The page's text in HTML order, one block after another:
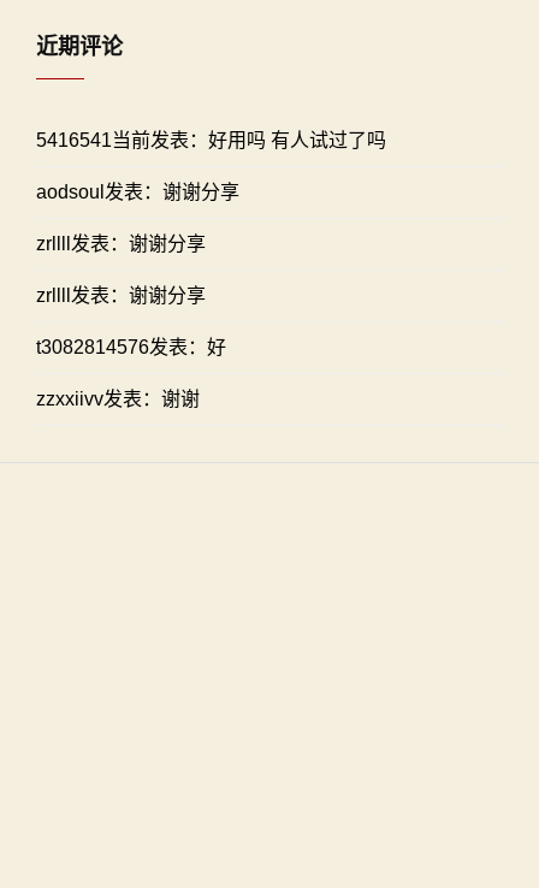
近期评论
5416541当前发表：好用吗 有人试过了吗
aodsoul发表：谢谢分享
zrllll发表：谢谢分享
zrllll发表：谢谢分享
t3082814576发表：好
zzxxiivv发表：谢谢